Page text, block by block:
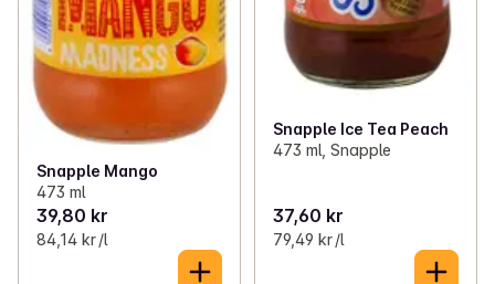
Snapple Mango
473 ml
39,80 kr
84,14 kr /l
Snapple Ice Tea Peach
473 ml, Snapple
37,60 kr
79,49 kr /l